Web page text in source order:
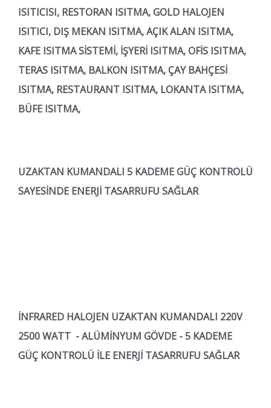
ISITICISI, RESTORAN ISITMA, GOLD HALOJEN
ISITICI, DIŞ MEKAN ISITMA, AÇIK ALAN ISITMA,
KAFE ISITMA SİSTEMİ, İŞYERİ ISITMA, OFİS ISITMA,
TERAS ISITMA, BALKON ISITMA, ÇAY BAHÇESİ
ISITMA, RESTAURANT ISITMA, LOKANTA ISITMA,
BÜFE ISITMA,
UZAKTAN KUMANDALI 5 KADEME GÜÇ KONTROLÜ
SAYESİNDE ENERJİ TASARRUFU SAĞLAR
İNFRARED HALOJEN UZAKTAN KUMANDALI 220V
2500 WATT - ALÜMİNYUM GÖVDE - 5 KADEME
GÜÇ KONTROLÜ İLE ENERJİ TASARRUFU SAĞLAR